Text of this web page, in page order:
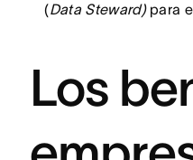
(Data Steward)para
Los